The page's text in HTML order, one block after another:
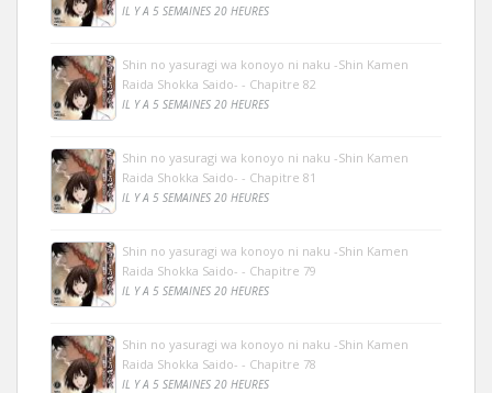
IL Y A 5 SEMAINES 20 HEURES
Shin no yasuragi wa konoyo ni naku -Shin Kamen
Raida Shokka Saido- - Chapitre 82
IL Y A 5 SEMAINES 20 HEURES
Shin no yasuragi wa konoyo ni naku -Shin Kamen
Raida Shokka Saido- - Chapitre 81
IL Y A 5 SEMAINES 20 HEURES
Shin no yasuragi wa konoyo ni naku -Shin Kamen
Raida Shokka Saido- - Chapitre 79
IL Y A 5 SEMAINES 20 HEURES
Shin no yasuragi wa konoyo ni naku -Shin Kamen
Raida Shokka Saido- - Chapitre 78
IL Y A 5 SEMAINES 20 HEURES